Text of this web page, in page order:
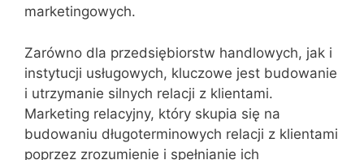
marketingowych.
Zarówno dla przedsiębiorstw handlowych, jak i
instytucji usługowych, kluczowe jest budowanie
i utrzymanie silnych relacji z klientami.
Marketing relacyjny, który skupia się na
budowaniu długoterminowych relacji z klientami
poprzez zrozumienie i spełnianie ich